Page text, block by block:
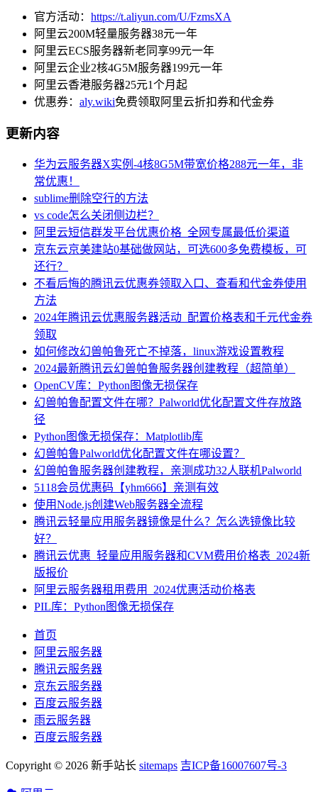
官方活动： https://t.aliyun.com/U/FzmsXA
阿里云200M轻量服务器38元一年
阿里云ECS服务器新老同享99元一年
阿里云企业2核4G5M服务器199元一年
阿里云香港服务器25元1个月起
优惠券： aly.wiki免费领取阿里云折扣券和代金券
更新内容
华为云服务器X实例-4核8G5M带宽价格288元一年，非
常优惠！
sublime删除空行的方法
vs code怎么关闭侧边栏？
阿里云短信群发平台优惠价格_全网专属最低价渠道
京东云京美建站0基础做网站，可选600多免费模板，可
还行？
不看后悔的腾讯云优惠券领取入口、查看和代金券使用
方法
2024年腾讯云优惠服务器活动_配置价格表和千元代金券
领取
如何修改幻兽帕鲁死亡不掉落，linux游戏设置教程
2024最新腾讯云幻兽帕鲁服务器创建教程（超简单）
OpenCV库：Python图像无损保存
幻兽帕鲁配置文件在哪？Palworld优化配置文件存放路
径
Python图像无损保存：Matplotlib库
幻兽帕鲁Palworld优化配置文件在哪设置？
幻兽帕鲁服务器创建教程，亲测成功32人联机Palworld
5118会员优惠码【yhm666】亲测有效
使用Node.js创建Web服务器全流程
腾讯云轻量应用服务器镜像是什么？怎么选镜像比较
好？
腾讯云优惠_轻量应用服务器和CVM费用价格表_2024新
版报价
阿里云服务器租用费用_2024优惠活动价格表
PIL库：Python图像无损保存
首页
阿里云服务器
腾讯云服务器
京东云服务器
百度云服务器
雨云服务器
百度云服务器
Copyright © 2026 新手站长 sitemaps 吉ICP备16007607号-3